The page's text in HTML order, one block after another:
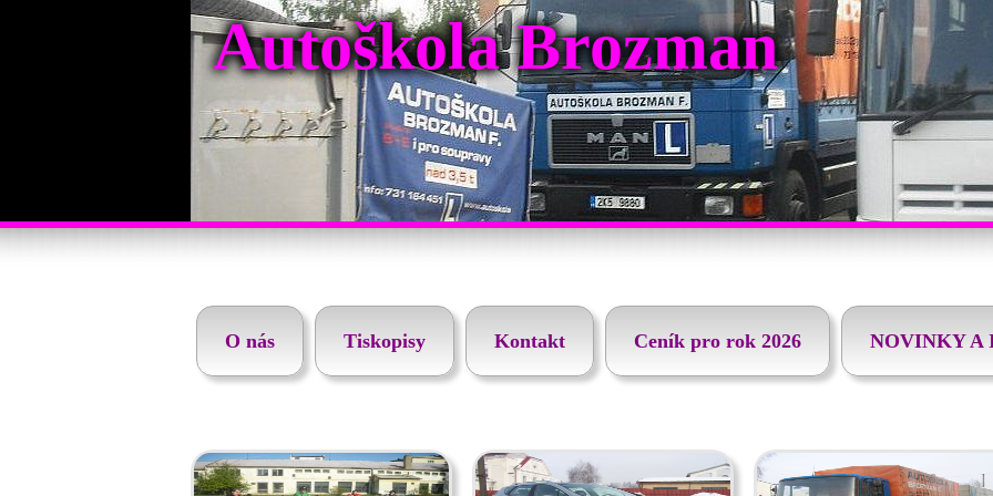
Autoškola Brozman
O nás Tiskopisy Kontakt Ceník pro rok 2026 NOVINKY A